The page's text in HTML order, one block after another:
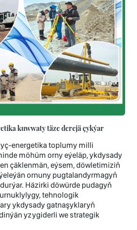
kuwwaty täze derejä çykýar
energetika toplumy milli
möhüm orny eýeläp, ykdysady
çäklenmän, eýsem, döwletimiziň
ornuny pugtalandyrmagyň
Häzirki döwürde pudagyň
tehnologik
ykdysady gatnaşyklaryň
yzygiderli we strategik